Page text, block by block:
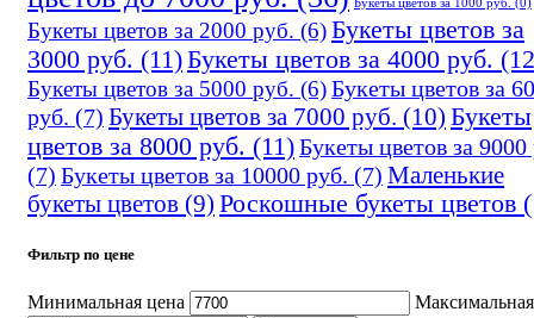
Букеты цветов за 2000 руб. (6)Букеты цветов за
3000 руб. (11)Букеты цветов за 4000 руб.
Букеты цветов за 5000 руб. (6)Букеты цветов за
руб. (7) Букеты цветов за 7000 руб. (10) Букеты
цветов за 8000 руб. (11)Букеты цветов за 9000
(7) Букеты цветов за 10000 руб. (7) Маленькие
букеты цветов (9) Роскошные букеты цветов
Фильтр по цене
Минимальная цена